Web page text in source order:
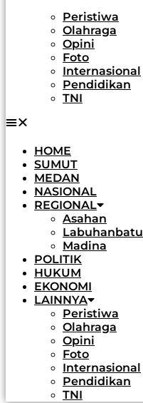
Peristiwa
Olahraga
Opini
Foto
Internasional
Pendidikan
TNI
HOME
SUMUT
MEDAN
NASIONAL
REGIONAL
Asahan
Labuhanbatu
Madina
POLITIK
HUKUM
EKONOMI
LAINNYA
Peristiwa
Olahraga
Opini
Foto
Internasional
Pendidikan
TNI